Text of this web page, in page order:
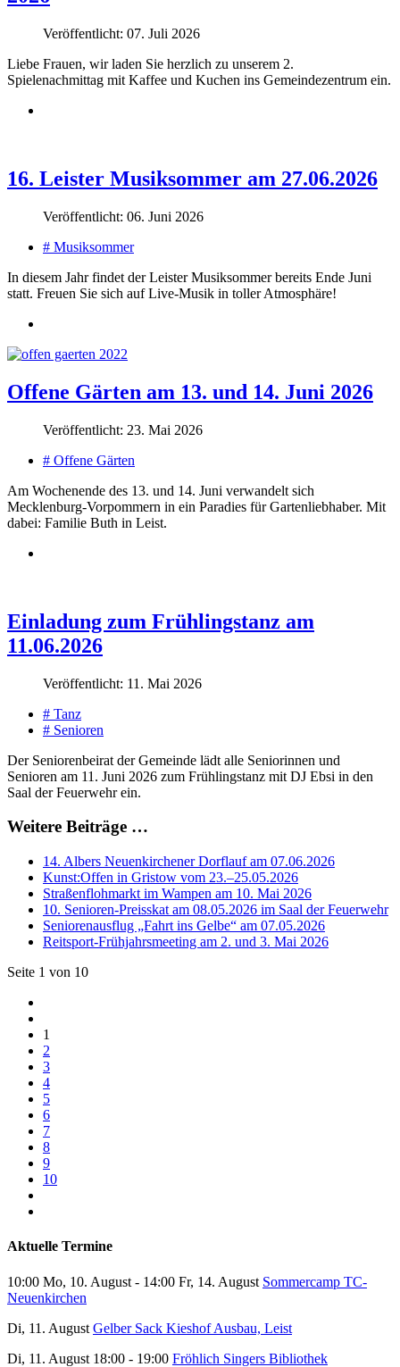
Veröffentlicht: 07. Juli 2026
Liebe Frauen, wir laden Sie herzlich zu unserem 2.
Spielenachmittag mit Kaffee und Kuchen ins Gemeindezentrum ein.
16. Leister Musiksommer am 27.06.2026
Veröffentlicht: 06. Juni 2026
# Musiksommer
In diesem Jahr findet der Leister Musiksommer bereits Ende Juni
statt. Freuen Sie sich auf Live-Musik in toller Atmosphäre!
Offene Gärten am 13. und 14. Juni 2026
Veröffentlicht: 23. Mai 2026
# Offene Gärten
Am Wochenende des 13. und 14. Juni verwandelt sich
Mecklenburg-Vorpommern in ein Paradies für Gartenliebhaber. Mit
dabei: Familie Buth in Leist.
Einladung zum Frühlingstanz am
11.06.2026
Veröffentlicht: 11. Mai 2026
# Tanz
# Senioren
Der Seniorenbeirat der Gemeinde lädt alle Seniorinnen und
Senioren am 11. Juni 2026 zum Frühlingstanz mit DJ Ebsi in den
Saal der Feuerwehr ein.
Weitere Beiträge …
14. Albers Neuenkirchener Dorflauf am 07.06.2026
Kunst:Offen in Gristow vom 23.–25.05.2026
Straßenflohmarkt im Wampen am 10. Mai 2026
10. Senioren-Preisskat am 08.05.2026 im Saal der Feuerwehr
Seniorenausflug „Fahrt ins Gelbe“ am 07.05.2026
Reitsport-Frühjahrsmeeting am 2. und 3. Mai 2026
Seite 1 von 10
1
2
3
4
5
6
7
8
9
10
Aktuelle Termine
10:00 Mo, 10. August - 14:00 Fr, 14. August Sommercamp TC-
Neuenkirchen
Di, 11. August Gelber Sack Kieshof Ausbau, Leist
Di, 11. August 18:00 - 19:00 Fröhlich Singers Bibliothek